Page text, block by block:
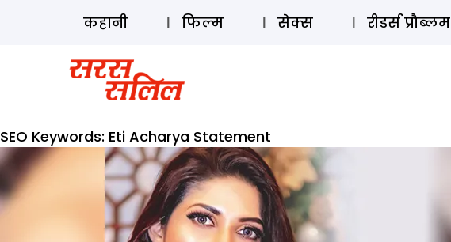
कहानी फिल्म सेक्स रीडर्स प्रौब्लम
SEO Keywords: Eti Acharya Statement